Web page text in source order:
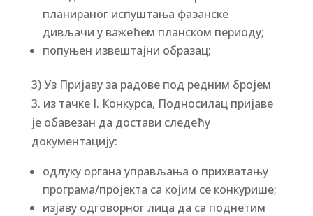
планираног испуштања фазанске
дивљачи у важећем планском периоду;
попуњен извештајни образац;
3) Уз Пријаву за радове под редним бројем
3. из тачке I. Конкурса, Подносилац пријаве
је обавезан да достави следећу
документацију:
одлуку органа управљања о прихватању
програма/пројекта са којим се конкурише;
изјаву одговорног лица да са поднетим